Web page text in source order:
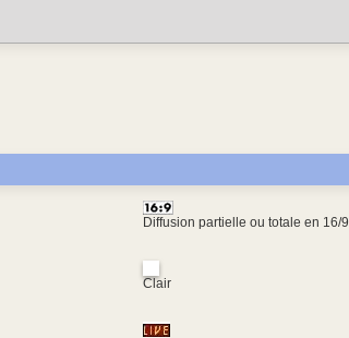
Diffusion partielle ou totale en 16/9
Clair